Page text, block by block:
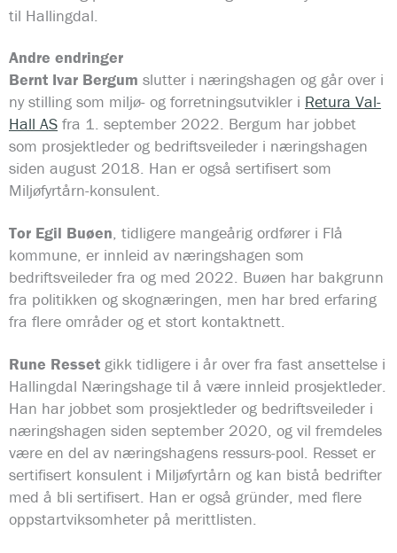
til Hallingdal.
Andre endringer
Bernt Ivar Bergum slutter i næringshagen og går over i
ny stilling som miljø- og forretningsutvikler i Retura Val-
Hall AS fra 1. september 2022. Bergum har jobbet
som prosjektleder og bedriftsveileder i næringshagen
siden august 2018. Han er også sertifisert som
Miljøfyrtårn-konsulent.
Tor Egil Buøen, tidligere mangeårig ordfører i Flå
kommune, er innleid av næringshagen som
bedriftsveileder fra og med 2022. Buøen har bakgrunn
fra politikken og skognæringen, men har bred erfaring
fra flere områder og et stort kontaktnett.
Rune Resset gikk tidligere i år over fra fast ansettelse i
Hallingdal Næringshage til å være innleid prosjektleder.
Han har jobbet som prosjektleder og bedriftsveileder i
næringshagen siden september 2020, og vil fremdeles
være en del av næringshagens ressurs-pool. Resset er
sertifisert konsulent i Miljøfyrtårn og kan bistå bedrifter
med å bli sertifisert. Han er også gründer, med flere
oppstartviksomheter på merittlisten.